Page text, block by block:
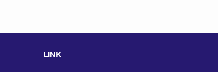
LINK